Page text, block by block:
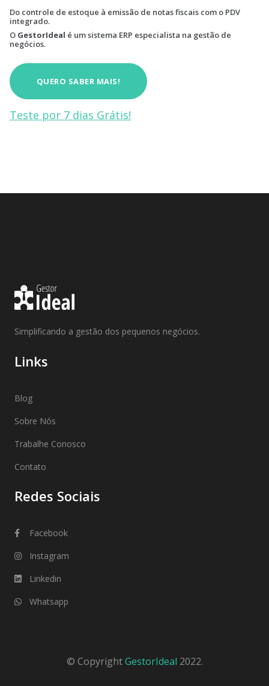
Do controle de estoque à emissão de notas fiscais com o PDV
integrado.
O GestorIdeal é um sistema ERP especialista na gestão de
negócios.
QUERO SABER MAIS!
Teste por 7 dias Grátis!
Simplificando a gestão dos pequenos negócios.
Links
Blog
Sobre Nós
Trabalhe Conosco
Contato
Redes Sociais
Facebook
Instagram
Linkedin
Whatsapp
© CopyrightGestorIdeal 2022.